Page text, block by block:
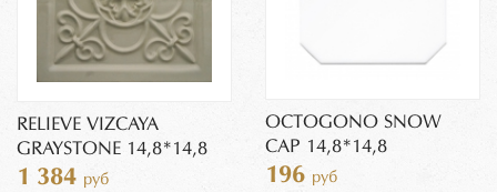
RELIEVE VIZCAYA
GRAYSTONE 14,8*14,8
1 384 руб
OCTOGONO SNOW
CAP 14,8*14,8
196 руб